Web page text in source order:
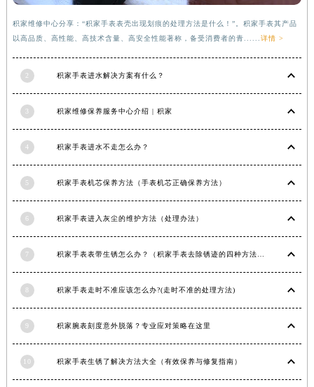
积家维修中心分享：“积家手表表壳出现划痕的处理方法是什么！”。积家手表其产品
以高品质、高性能、高技术含量、高安全性能著称，备受消费者的青...... 详情 >
2 积家手表进水解决方案有什么？
3 积家维修保养服务中心介绍 | 积家
4 积家手表进水不走怎么办？
5 积家手表机芯保养方法（手表机芯正确保养方法）
6 积家手表进入灰尘的维护方法（处理办法）
7
8 积家手表走时不准应该怎么办?(走时不准的处理方法)
9 积家腕表刻度意外脱落？专业应对策略在这里
10 积家手表生锈了解决方法大全（有效保养与修复指南）